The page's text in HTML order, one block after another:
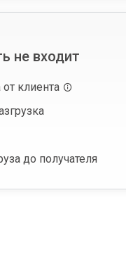
не входит
от клиента
до получателя